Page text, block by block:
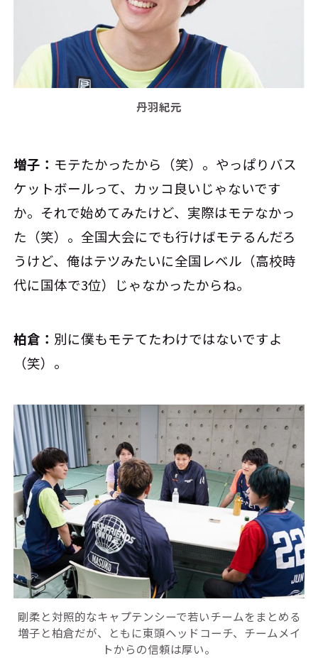
丹羽紀元
増子： モテたかったから（笑）。やっぱりバス
ケットボールって、カッコ良いじゃないです
か。それで始めてみたけど、実際はモテなかっ
た（笑）。全国大会にでも行けばモテるんだろ
うけど、俺はテツみたいに全国レベル（高校時
代に国体で3位）じゃなかったからね。
柏倉： 別に僕もモテてたわけではないですよ
（笑）。
剛柔と対照的なキャプテンシーで若いチームをまとめる
増子と柏倉だが、ともに東頭ヘッドコーチ、チームメイ
トからの信頼は厚い。